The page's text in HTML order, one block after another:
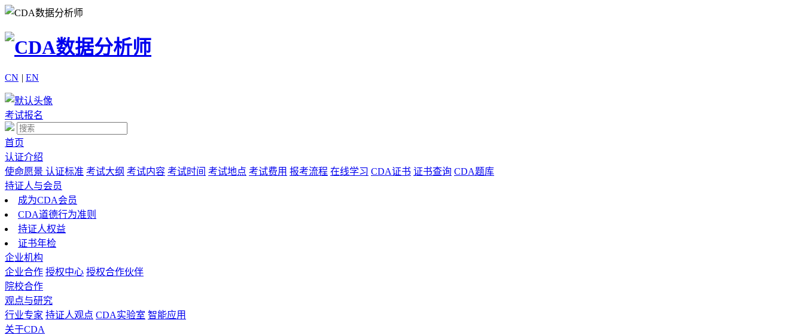
CN | EN
考试报名
首页
认证介绍
使命愿景 认证标准 考试大纲 考试内容 考试时间 考试地点 考试费用 报考流程 在线学习 CDA证书 证书查询 CDA题库
持证人与会员
成为CDA会员
CDA道德行为准则
持证人权益
证书年检
企业机构
企业合作 授权中心 授权合作伙伴
院校合作
观点与研究
行业专家 持证人观点 CDA实验室 智能应用
关于CDA